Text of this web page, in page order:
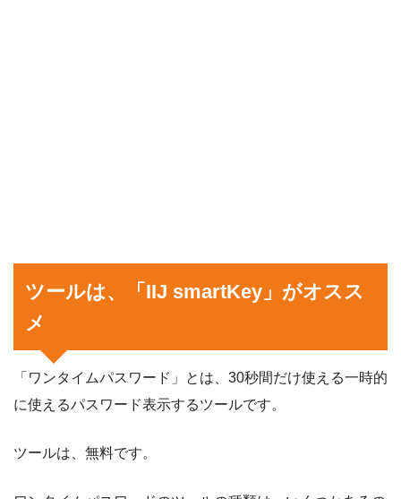
ツールは、「IIJ smartKey」がオスス
メ
「ワンタイムパスワード」とは、30秒間だけ使える一時的
に使えるパスワード表示するツールです。
ツールは、無料です。